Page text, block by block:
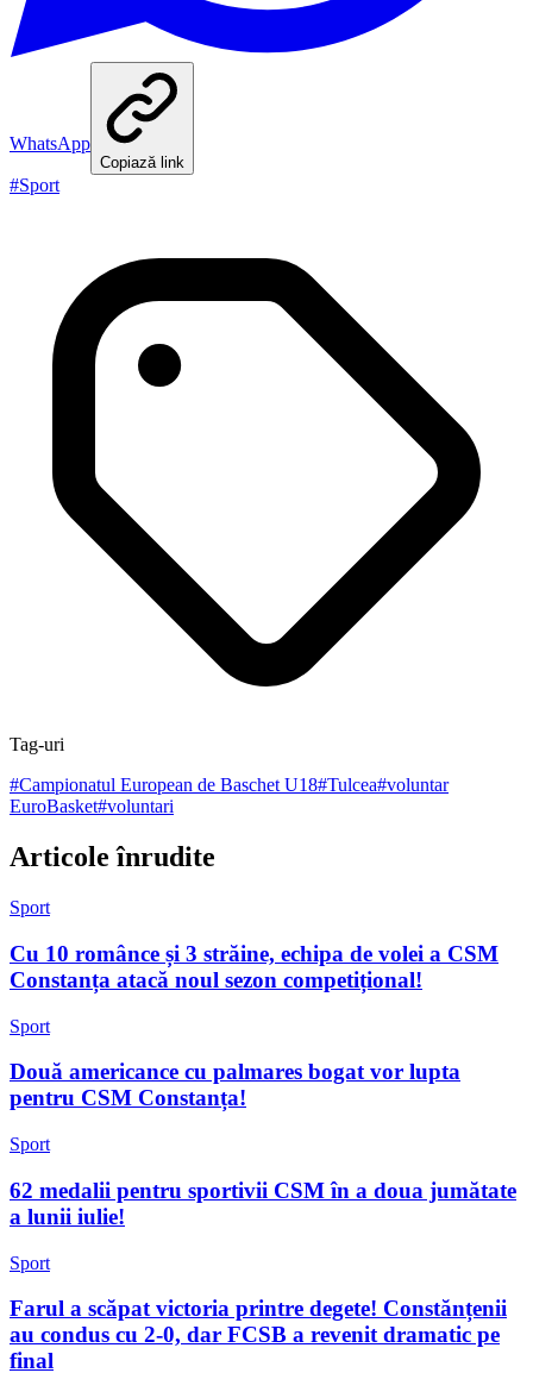
WhatsApp
Copiază link
#Sport
Tag-uri
#Campionatul European de Baschet U18#Tulcea#voluntar
EuroBasket#voluntari
Articole înrudite
Sport
Cu 10 românce și 3 străine, echipa de volei a CSM
Constanța atacă noul sezon competițional!
Sport
Două americance cu palmares bogat vor lupta
pentru CSM Constanța!
Sport
62 medalii pentru sportivii CSM în a doua jumătate
a lunii iulie!
Sport
Farul a scăpat victoria printre degete! Constănțenii
au condus cu 2-0, dar FCSB a revenit dramatic pe
final